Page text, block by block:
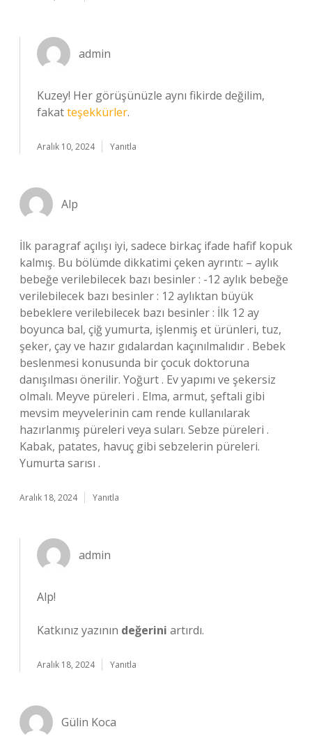
admin
Kuzey! Her görüşünüzle aynı fikirde değilim,
fakatteşekkürler.
Aralık 10, 2024 Yanıtla
Alp
İlk paragraf açılışı iyi, sadece birkaç ifade hafif kopuk
kalmış. Bu bölümde dikkatimi çeken ayrıntı: – aylık
bebeğe verilebilecek bazı besinler : -12 aylık bebeğe
verilebilecek bazı besinler : 12 aylıktan büyük
bebeklere verilebilecek bazı besinler : İlk 12 ay
boyunca bal, çiğ yumurta, işlenmiş et ürünleri, tuz,
şeker, çay ve hazır gıdalardan kaçınılmalıdır . Bebek
beslenmesi konusunda bir çocuk doktoruna
danışılması önerilir. Yoğurt . Ev yapımı ve şekersiz
olmalı. Meyve püreleri . Elma, armut, şeftali gibi
mevsim meyvelerinin cam rende kullanılarak
hazırlanmış püreleri veya suları. Sebze püreleri .
Kabak, patates, havuç gibi sebzelerin püreleri.
Yumurta sarısı .
Aralık 18, 2024 Yanıtla
admin
Alp!
Katkınız yazının değerini artırdı.
Aralık 18, 2024 Yanıtla
Gülin Koca